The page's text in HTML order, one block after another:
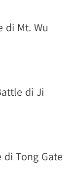
di Mt. Wu
di Ji
Tong Gate